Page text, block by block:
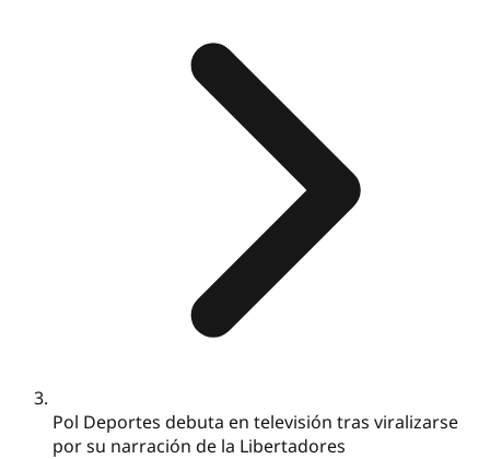
Pol Deportes debuta en televisión tras viralizarse
por su narración de la Libertadores